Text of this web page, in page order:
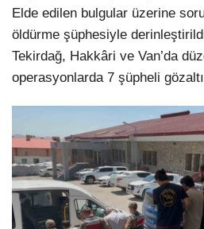
Elde edilen bulgular üzerine
öldürme şüphesiyle
Tekirdağ, Hakkâri ve Van’da
operasyonlarda 7 şüpheli